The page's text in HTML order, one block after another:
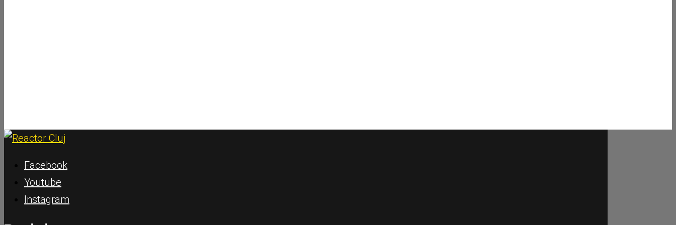
Facebook
Youtube
Instagram